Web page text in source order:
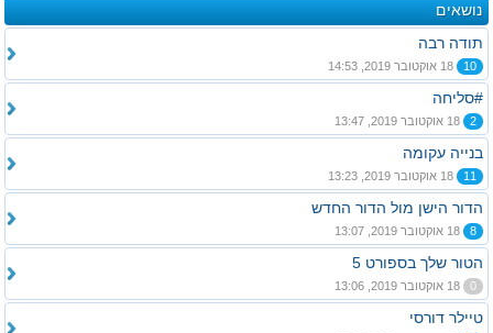
נושאים
תודה רבה
10
#סליחה
2
בנייה עקומה
11
הדור הישן מול הדור החדש
8
הטור שלך בספורט 5
0
טיילר דורסי